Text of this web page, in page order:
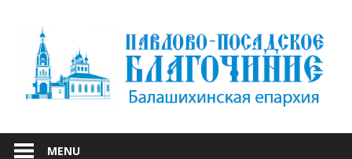
content
ПАВЛОВО-
MENU